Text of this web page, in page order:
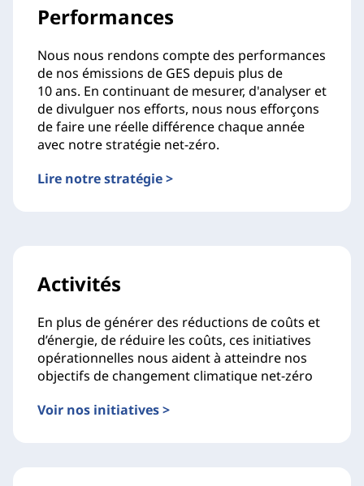
Performances
Nous nous rendons compte des performances
de nos émissions de GES depuis plus de
10 ans. En continuant de mesurer, d'analyser et
de divulguer nos efforts, nous nous efforçons
de faire une réelle différence chaque année
avec notre stratégie net-zéro.
Lire notre stratégie >
Activités
En plus de générer des réductions de coûts et
d’énergie, de réduire les coûts, ces initiatives
opérationnelles nous aident à atteindre nos
objectifs de changement climatique net-zéro
Voir nos initiatives >